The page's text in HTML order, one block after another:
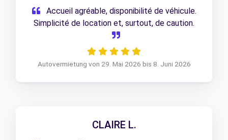
Accueil agréable, disponibilité de véhicule.
Autovermietung von 29. Mai 2026 bis 8. Juni 2026
CLAIRE L.